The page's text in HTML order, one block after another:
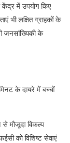
में उपयोग किए
भी लक्षित ग्राहकों के
जनसांख्यिकी के
के दायरे में बच्चों
मौजूदा विकल्प
को विशिष्ट सेवाएं